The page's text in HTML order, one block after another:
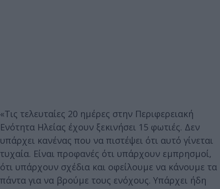
«Τις τελευταίες 20 ημέρες στην Περιφερειακή
Ενότητα Ηλείας έχουν ξεκινήσει 15 φωτιές. Δεν
υπάρχει κανένας που να πιστέψει ότι αυτό γίνεται
τυχαία. Είναι προφανές ότι υπάρχουν εμπρησμοί,
ότι υπάρχουν σχέδια και οφείλουμε να κάνουμε τα
πάντα για να βρούμε τους ενόχους. Υπάρχει ήδη